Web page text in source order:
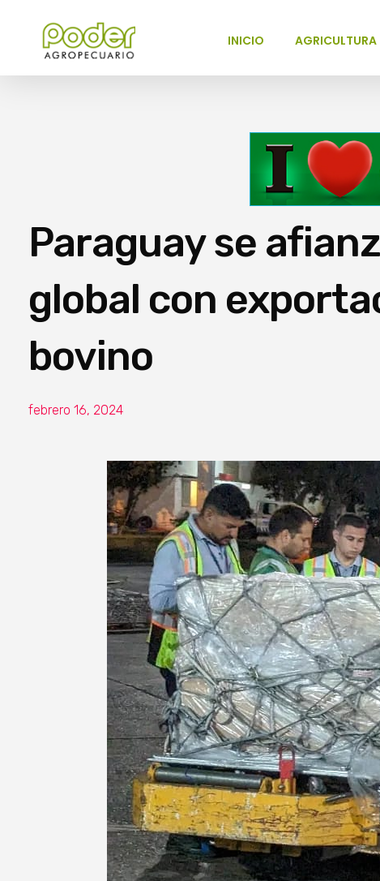
INICIO AGRICULTURA
Paraguay se
global con
bovino
febrero 16, 2024